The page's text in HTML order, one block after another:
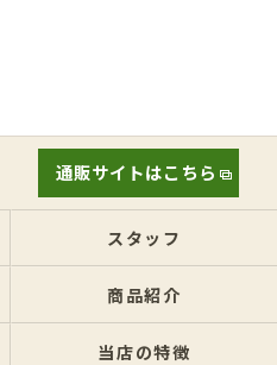
通販サイトはこちら
スタッフ
商品紹介
当店の特徴